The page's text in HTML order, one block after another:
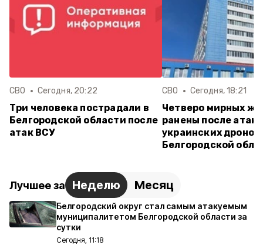
СВО Сегодня, 20:22
Три человека пострадали в
Белгородской области после
атак ВСУ
СВО Сегодня, 18:21
Четверо мирных
ранены после атак
украинских дронов
Белгородской
Лучшее за Неделю Месяц
Белгородский округ стал самым атакуемым
муниципалитетом Белгородской области за
сутки
Сегодня, 11:18